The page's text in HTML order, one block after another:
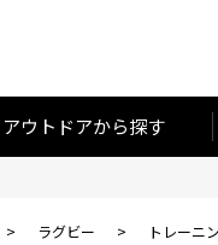
アウトドアから探す
> ラグビー > トレーニ